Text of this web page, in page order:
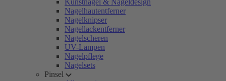
Kunstnägel & Nageldesign
Nagelhautentferner
Nagelknipser
Nagellackentferner
Nagelscheren
UV-Lampen
Nagelpflege
Nagelsets
Pinsel